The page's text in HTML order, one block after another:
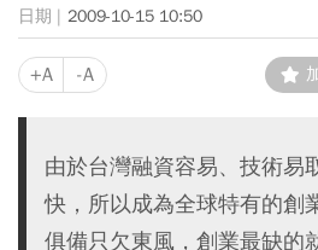
2009-10-15 10:50
+A -A
由於台灣融資容易、技術易
快，所以成為全球特有的創
俱備只欠東風，創業最缺的